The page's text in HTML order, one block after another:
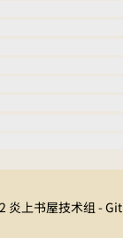
炎上书屋技术组 -